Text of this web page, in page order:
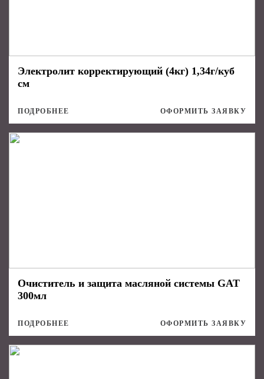
Электролит корректирующий (4кг) 1,34г/куб
см
ПОДРОБНЕЕ ОФОРМИТЬ ЗАЯВКУ
Очиститель и защита масляной системы GAT
300мл
ПОДРОБНЕЕ ОФОРМИТЬ ЗАЯВКУ